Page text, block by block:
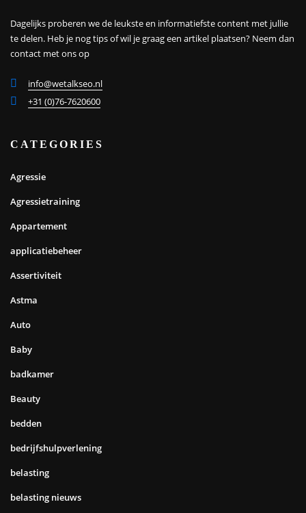
Dagelijks proberen we de leukste en informatiefste content met jullie
te delen. Heb je nog tips of wil je graag een artikel plaatsen? Neem dan
contact met ons op
info@wetalkseo.nl
+31 (0)76-7620600
CATEGORIES
Agressie
Agressietraining
Appartement
applicatiebeheer
Assertiviteit
Astma
Auto
Baby
badkamer
Beauty
bedden
bedrijfshulpverlening
belasting
belasting nieuws